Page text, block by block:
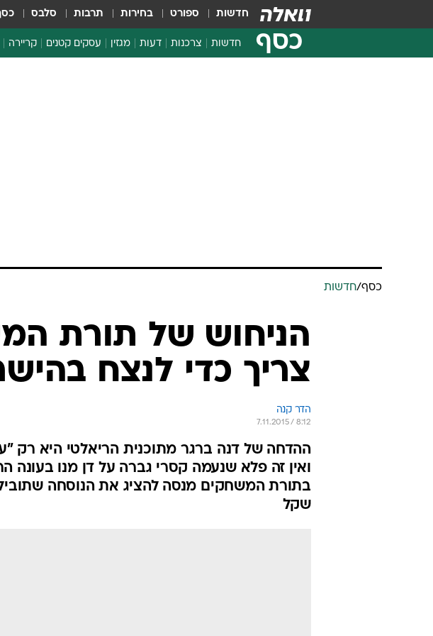
חדשות ספורט בחירות תרבות סלבס
כסף חדשות צרכנות דעות מגזין עסקים קטנים קריירה
כסף/חדשות
הניחוש של תורת
צריך כדי לנצח
הדר קנה
7.11.2015 / 8:12
ההדחה של דנה ברגר מתוכנית הריאלטי היא רק
ואין זה פלא שנעמה קסרי גברה על דן מנו
בתורת המשחקים מנסה להציג את הנוסחה שתוביל
שקל